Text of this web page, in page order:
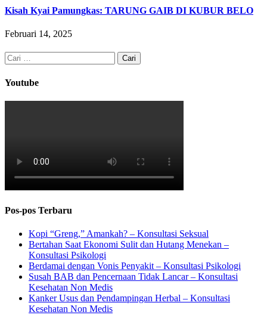
Kisah Kyai Pamungkas: TARUNG GAIB DI KUBUR BELO
Februari 14, 2025
Cari
untuk:
Youtube
Pos-pos Terbaru
Kopi “Greng,” Amankah? – Konsultasi Seksual
Bertahan Saat Ekonomi Sulit dan Hutang Menekan –
Konsultasi Psikologi
Berdamai dengan Vonis Penyakit – Konsultasi Psikologi
Susah BAB dan Pencernaan Tidak Lancar – Konsultasi
Kesehatan Non Medis
Kanker Usus dan Pendampingan Herbal – Konsultasi
Kesehatan Non Medis